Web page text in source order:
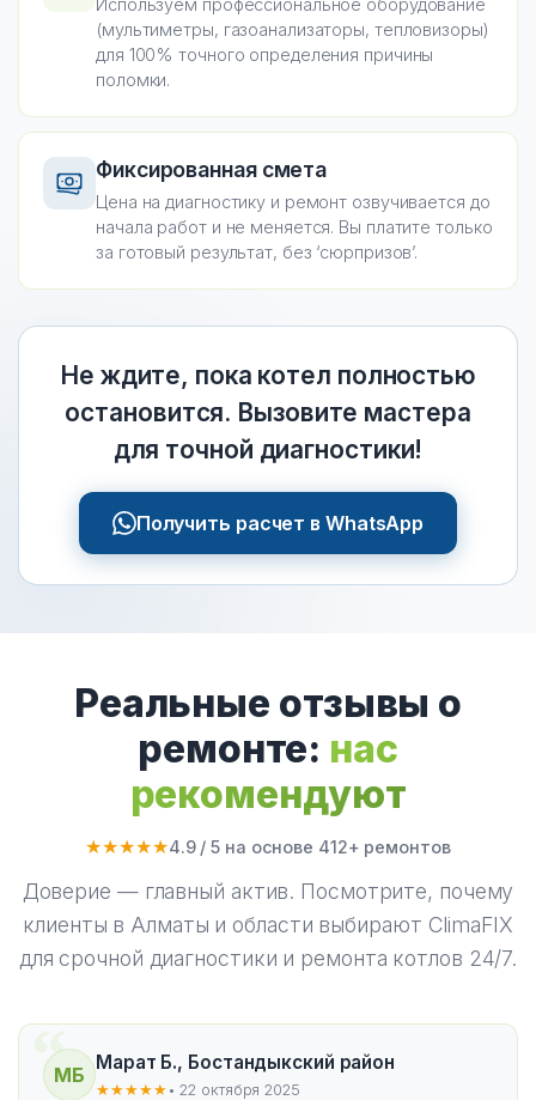
Используем профессиональное оборудование
(мультиметры, газоанализаторы, тепловизоры)
для 100% точного определения причины
поломки.
Фиксированная смета
Цена на диагностику и ремонт озвучивается до
начала работ и не меняется. Вы платите только
за готовый результат, без ‘сюрпризов’.
Не ждите, пока котел полностью
остановится. Вызовите мастера
для точной диагностики!
Получить расчет в WhatsApp
Реальные отзывы о
ремонте: нас
рекомендуют
★★★★★4.9 / 5 на основе 412+ ремонтов
Доверие — главный актив. Посмотрите, почему
клиенты в Алматы и области выбирают ClimaFIX
для срочной диагностики и ремонта котлов 24/7.
МБ
Марат Б., Бостандыкский район
★★★★★ • 22 октября 2025